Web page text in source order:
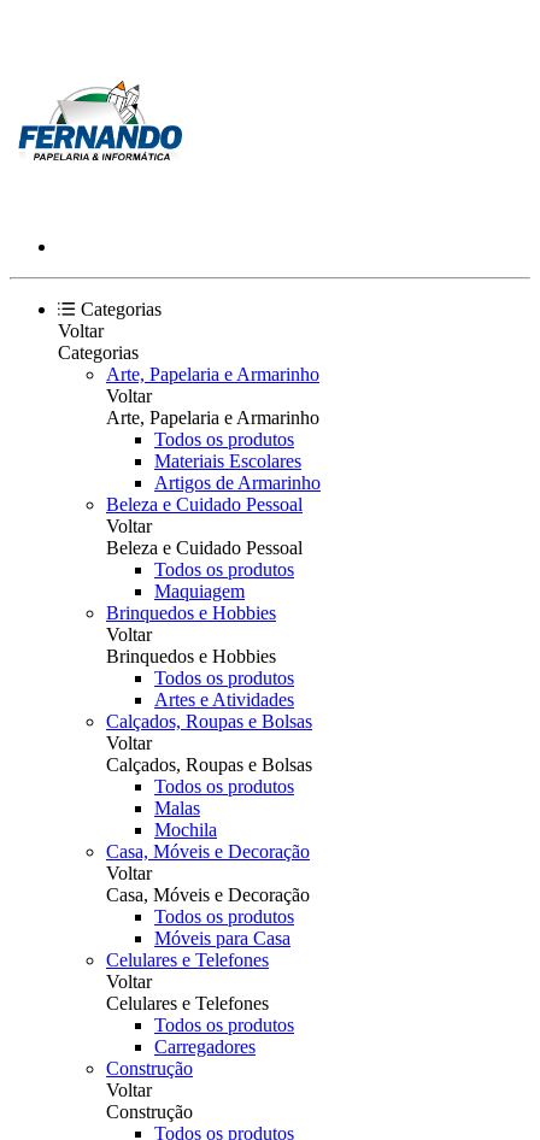
Categorias
Voltar
Categorias
Arte, Papelaria e Armarinho
Voltar
Arte, Papelaria e Armarinho
Todos os produtos
Materiais Escolares
Artigos de Armarinho
Beleza e Cuidado Pessoal
Voltar
Beleza e Cuidado Pessoal
Todos os produtos
Maquiagem
Brinquedos e Hobbies
Voltar
Brinquedos e Hobbies
Todos os produtos
Artes e Atividades
Calçados, Roupas e Bolsas
Voltar
Calçados, Roupas e Bolsas
Todos os produtos
Malas
Mochila
Casa, Móveis e Decoração
Voltar
Casa, Móveis e Decoração
Todos os produtos
Móveis para Casa
Celulares e Telefones
Voltar
Celulares e Telefones
Todos os produtos
Carregadores
Construção
Voltar
Construção
Todos os produtos